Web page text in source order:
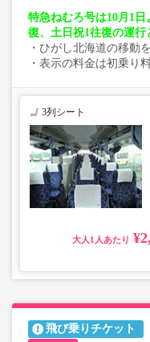
特急ねむろ号は10月1
復、土日祝1往復の運行
・ひがし北海道の移動
・表示の料金は初乗り
3列シート
大人
飛び乗りチケット